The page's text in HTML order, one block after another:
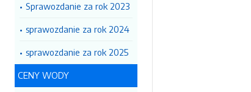
Sprawozdanie za rok 2023
sprawozdanie za rok 2024
sprawozdanie za rok 2025
CENY WODY